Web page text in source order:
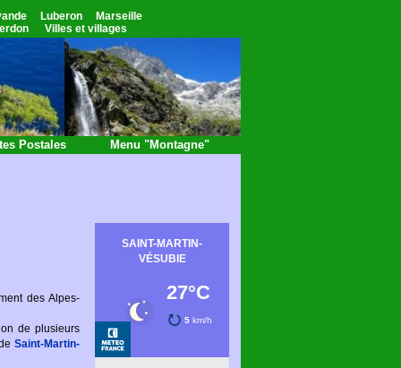
Luberon
Marseille
Villes et villages
Postales Menu "Montagne"
des Alpes-
de plusieurs
Saint-Martin-